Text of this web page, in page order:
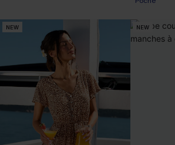
NEW NEW